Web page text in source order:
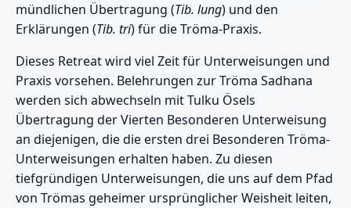
mündlichen Übertragung (Tib. lung) und den
Erklärungen (Tib. tri) für die Tröma-Praxis.
Dieses Retreat wird viel Zeit für Unterweisungen und
Praxis vorsehen. Belehrungen zur Tröma Sadhana
werden sich abwechseln mit Tulku Ösels
Übertragung der Vierten Besonderen Unterweisung
an diejenigen, die die ersten drei Besonderen Tröma-
Unterweisungen erhalten haben. Zu diesen
tiefgründigen Unterweisungen, die uns auf dem Pfad
von Trömas geheimer ursprünglicher Weisheit leiten,